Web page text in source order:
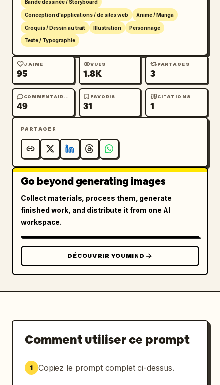
Bande dessinée / Storyboard
Conception d'applications / de sites web Anime / Manga
Croquis / Dessin au trait Illustration Personnage
Texte / Typographie
J’AIME
95
VUES
1.8K
PARTAGES
3
COMMENTAIRES
49
FAVORIS
31
CITATIONS
1
PARTAGER
Go beyond generating images
Collect materials, process them, generate
finished work, and distribute it from one AI
workspace.
DÉCOUVRIR YOUMIND
Comment utiliser ce prompt
1 Copiez le prompt complet ci-dessus.